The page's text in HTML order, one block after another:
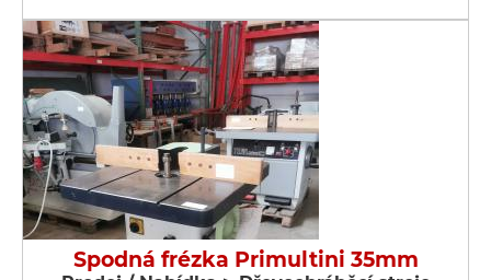
Spodná frézka Primultini 35mm